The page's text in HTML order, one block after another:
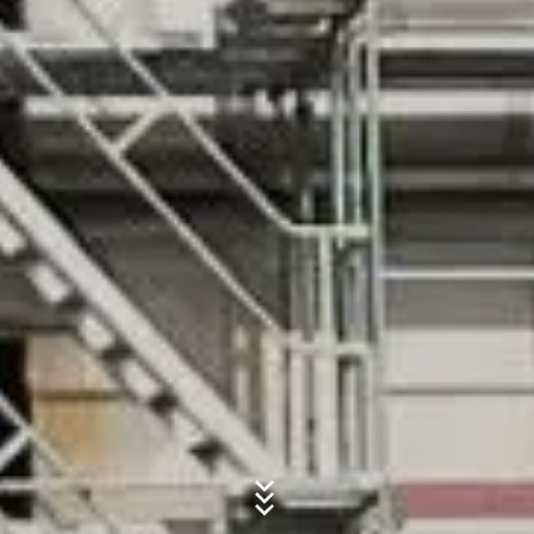
página web para evaluar el uso que usted hace de la
página web, para recopilar informes sobre la actividad
de la página web y para prestar otros servicios
relacionados con la actividad de la página web y el uso
de Internet para el operador de la página web. La
dirección IP transmitida por su navegador en el marco
de Google Analytics no se fusionará con ningún otro
dato de Google.
Plugin para el navegador
Puede evitar que estas cookies se almacenen
seleccionando la configuración adecuada en su
navegador. Sin embargo, queremos señalar que hacerlo
puede significar que no podrá disfrutar de la plena
funcionalidad de este sitio web. También puede evitar
que los datos generados por las cookies sobre su uso
de la página web (incluyendo su dirección IP) sean
transmitidos a Google, y el procesamiento de estos
datos por parte de Google, descargando e instalando el
plugin del navegador disponible en el siguiente enlace:
https://tools.google.com/dlpage/gaoptout?hl=en
Asunto*
Mensaje
Sube tu currículum vitae
ELIJA UN ARCHIVO
Tipo de archivo: PDF| Tamaño del archivo:0MB